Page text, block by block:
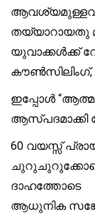
തയ്യാറായതു
യുവാക്കൾക്ക്
കൗൺസിലിംഗ്,
ഇപ്പോൾ
ആസ്പദമാക്കി
60 വയസ്സ്
ദാഹത്തോടെ
ആധുനിക